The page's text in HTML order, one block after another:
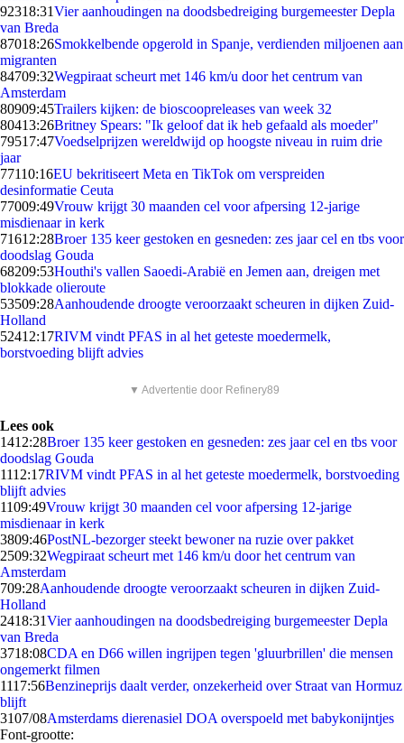
92318:31Vier aanhoudingen na doodsbedreiging burgemeester Depla
van Breda
87018:26Smokkelbende opgerold in Spanje, verdienden miljoenen aan
migranten
84709:32Wegpiraat scheurt met 146 km/u door het centrum van
Amsterdam
80909:45Trailers kijken: de bioscoopreleases van week 32
80413:26Britney Spears: "Ik geloof dat ik heb gefaald als moeder"
79517:47Voedselprijzen wereldwijd op hoogste niveau in ruim drie
jaar
77110:16EU bekritiseert Meta en TikTok om verspreiden
desinformatie Ceuta
77009:49Vrouw krijgt 30 maanden cel voor afpersing 12-jarige
misdienaar in kerk
71612:28Broer 135 keer gestoken en gesneden: zes jaar cel en tbs voor
doodslag Gouda
68209:53Houthi's vallen Saoedi-Arabië en Jemen aan, dreigen met
blokkade olieroute
53509:28Aanhoudende droogte veroorzaakt scheuren in dijken Zuid-
Holland
52412:17RIVM vindt PFAS in al het geteste moedermelk,
borstvoeding blijft advies
▼ Advertentie door Refinery89
Lees ook
1412:28Broer 135 keer gestoken en gesneden: zes jaar cel en tbs voor
doodslag Gouda
1112:17RIVM vindt PFAS in al het geteste moedermelk, borstvoeding
blijft advies
1109:49Vrouw krijgt 30 maanden cel voor afpersing 12-jarige
misdienaar in kerk
3809:46PostNL-bezorger steekt bewoner na ruzie over pakket
2509:32Wegpiraat scheurt met 146 km/u door het centrum van
Amsterdam
709:28Aanhoudende droogte veroorzaakt scheuren in dijken Zuid-
Holland
2418:31Vier aanhoudingen na doodsbedreiging burgemeester Depla
van Breda
3718:08CDA en D66 willen ingrijpen tegen 'gluurbrillen' die mensen
ongemerkt filmen
1117:56Benzineprijs daalt verder, onzekerheid over Straat van Hormuz
blijft
3107/08Amsterdams dierenasiel DOA overspoeld met babykonijntjes
Font-grootte: